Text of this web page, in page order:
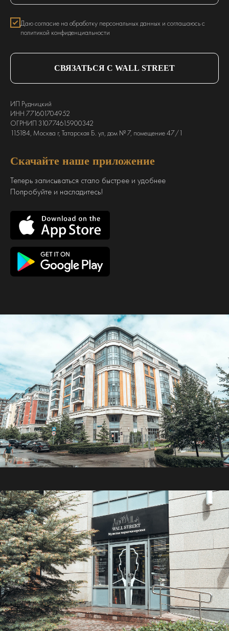
Даю согласие на обработку персональных данных и соглашаюсь с
политикой конфиденциальности
СВЯЗАТЬСЯ С WALL STREET
ИП Рудницкий
ИНН 771601704952
ОГРНИП 310774615900342
115184, Москва г, Татарская Б. ул, дом № 7, помещение 47/1
Скачайте наше приложение
Теперь записываться стало быстрее и удобнее
Попробуйте и насладитесь!